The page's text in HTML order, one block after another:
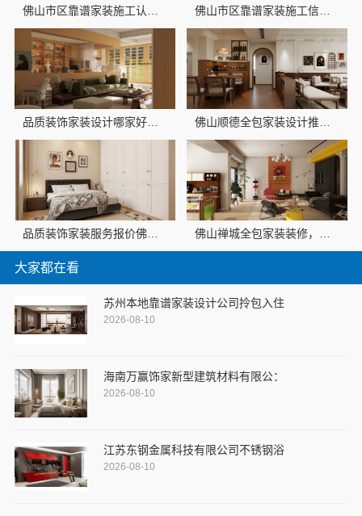
品质装饰家装设计哪家好，佛山市雅居美家建筑装饰工程有限公司资深团队全案定制
品质装饰家装服务报价佛山市雅居美家建筑装饰工程有限公司
大家都在看
苏州本地靠谱家装设计公司拎包入住
2026-08-10
海南万赢饰家新型建筑材料有限公：
2026-08-10
江苏东钢金属科技有限公司不锈钢浴
2026-08-10